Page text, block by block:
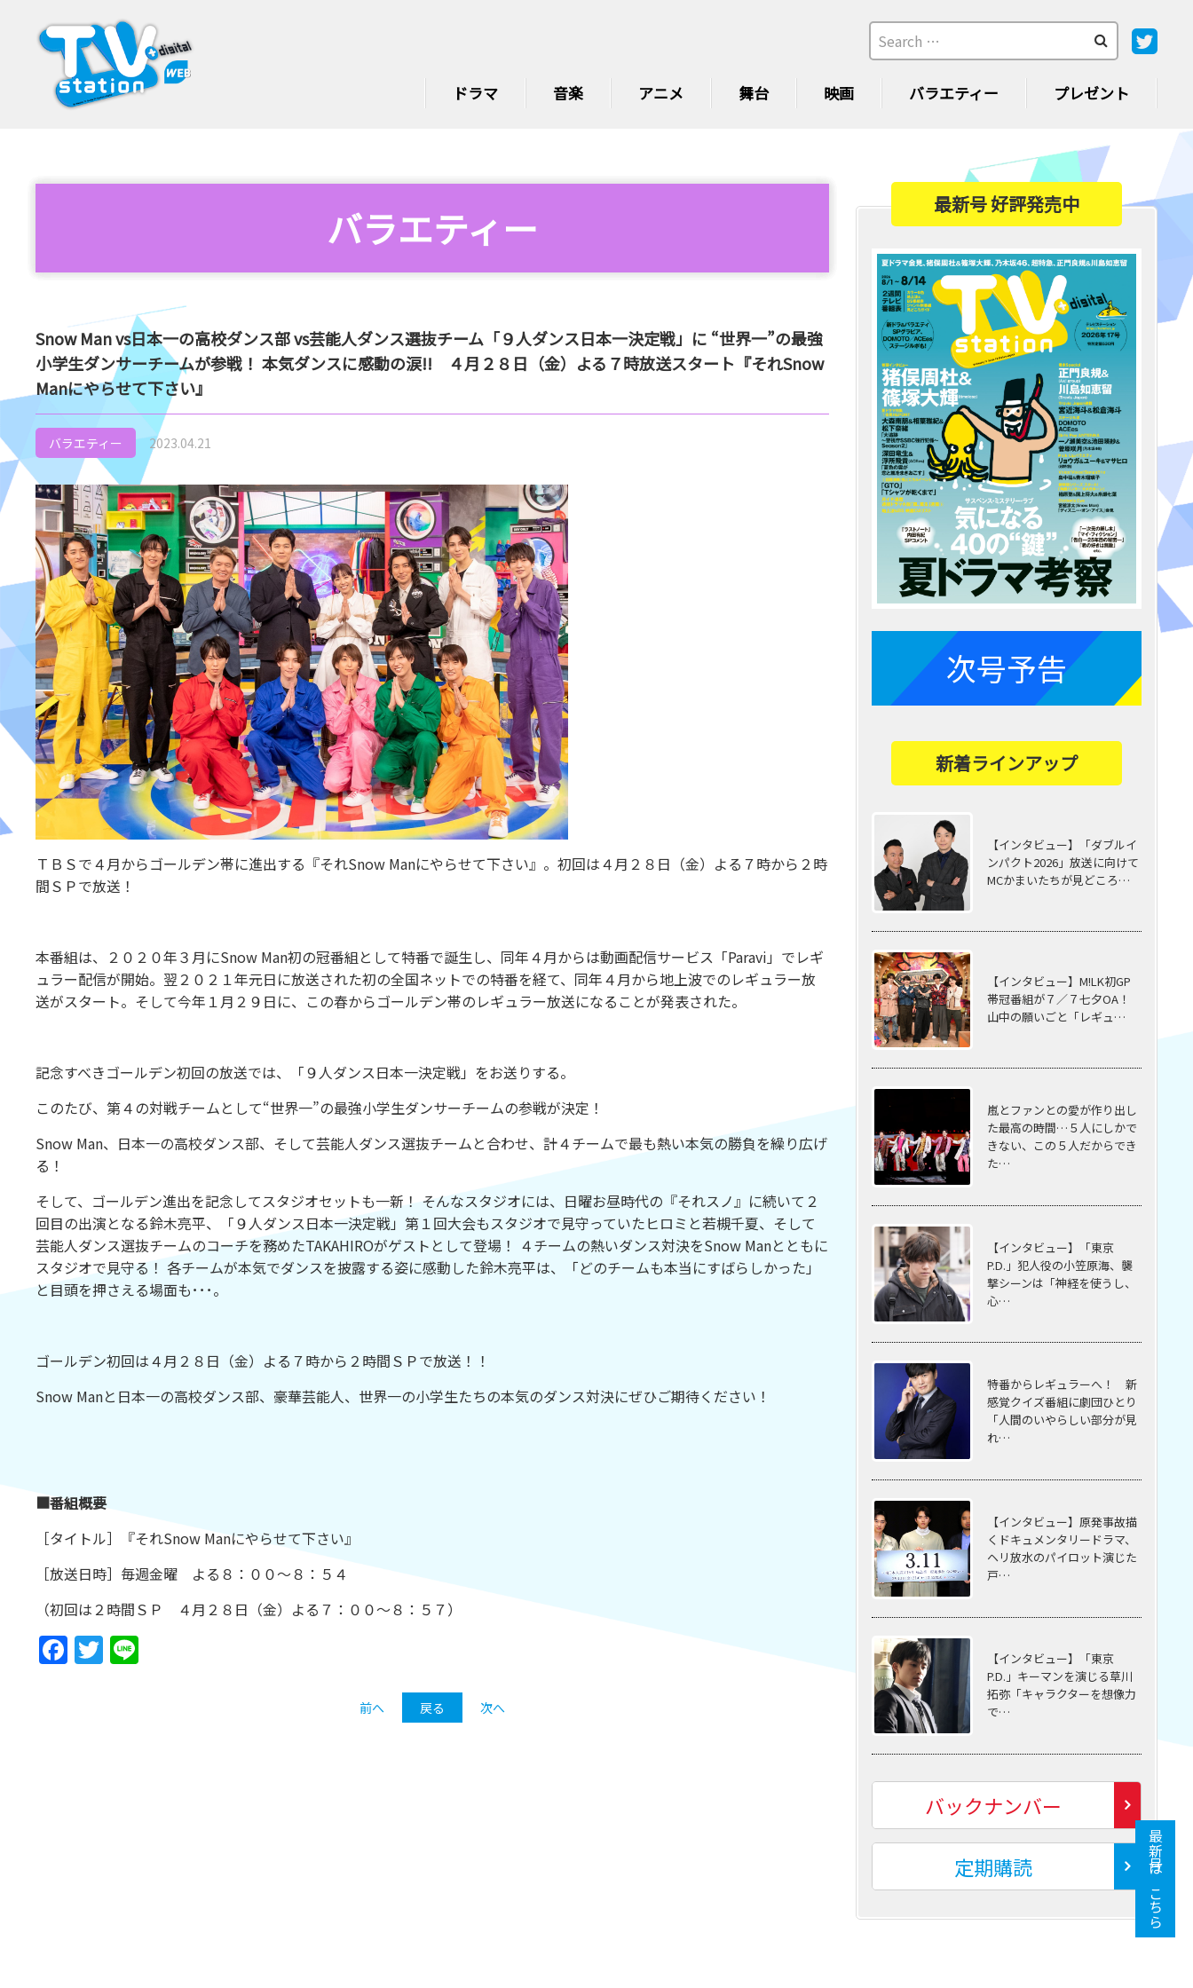
ドラマ 音楽 アニメ 舞台 映画 バラエティー プレゼント
バラエティー
Snow Man vs日本一の高校ダンス部 vs芸能人ダンス選抜チーム「９人ダンス日本一決定戦」に “世界一”の最強
小学生ダンサーチームが参戦！ 本気ダンスに感動の涙!! ４月２８日（金）よる７時放送スタート『それSnow
Manにやらせて下さい』
バラエティー 2023.04.21
ＴＢＳで４月からゴールデン帯に進出する『それSnow Manにやらせて下さい』。初回は４月２８日（金）よる７時から２時
間ＳＰで放送！
本番組は、２０２０年３月にSnow Man初の冠番組として特番で誕生し、同年４月からは動画配信サービス「Paravi」でレギ
ュラー配信が開始。翌２０２１年元日に放送された初の全国ネットでの特番を経て、同年４月から地上波でのレギュラー放
送がスタート。そして今年１月２９日に、この春からゴールデン帯のレギュラー放送になることが発表された。
記念すべきゴールデン初回の放送では、「９人ダンス日本一決定戦」をお送りする。
このたび、第４の対戦チームとして“世界一”の最強小学生ダンサーチームの参戦が決定！
Snow Man、日本一の高校ダンス部、そして芸能人ダンス選抜チームと合わせ、計４チームで最も熱い本気の勝負を繰り広げ
る！
そして、ゴールデン進出を記念してスタジオセットも一新！ そんなスタジオには、日曜お昼時代の『それスノ』に続いて２
回目の出演となる鈴木亮平、「９人ダンス日本一決定戦」第１回大会もスタジオで見守っていたヒロミと若槻千夏、そして
芸能人ダンス選抜チームのコーチを務めたTAKAHIROがゲストとして登場！ ４チームの熱いダンス対決をSnow Manとともに
スタジオで見守る！ 各チームが本気でダンスを披露する姿に感動した鈴木亮平は、「どのチームも本当にすばらしかった」
と目頭を押さえる場面も･･･。
ゴールデン初回は４月２８日（金）よる７時から２時間ＳＰで放送！！
Snow Manと日本一の高校ダンス部、豪華芸能人、世界一の小学生たちの本気のダンス対決にぜひご期待ください！
■番組概要
［タイトル］『それSnow Manにやらせて下さい』
［放送日時］毎週金曜 よる８：００～８：５４
（初回は２時間ＳＰ ４月２８日（金）よる７：００～８：５７）
Facebook
Twitter
前へ 戻る 次へ
最新号 好評発売中
次号予告
新着ラインアップ
【インタビュー】「ダブルイ
ンパクト2026」放送に向けて
MCかまいたちが見どころ…
【インタビュー】M!LK初GP
帯冠番組が７／７七夕OA！
山中の願いごと「レギュ…
嵐とファンとの愛が作り出し
た最高の時間…５⼈にしかで
きない、この５⼈だからでき
た…
【インタビュー】「東京
P.D.」犯人役の小笠原海、襲
撃シーンは「神経を使うし、
心…
特番からレギュラーへ！ 新
感覚クイズ番組に劇団ひとり
「人間のいやらしい部分が見
れ…
【インタビュー】原発事故描
くドキュメンタリードラマ、
ヘリ放水のパイロット演じた
戸…
【インタビュー】「東京
P.D.」キーマンを演じる草川
拓弥「キャラクターを想像力
で…
バックナンバー
定期購読 最新号はこちら